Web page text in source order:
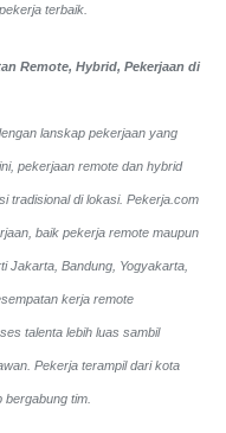
terbaik.
Remote, Hybrid, Pekerjaan di
lanskap pekerjaan yang
pekerjaan remote dan hybrid
tradisional di lokasi. Pekerja.com
baik pekerja remote maupun
Jakarta, Bandung, Yogyakarta,
kerja remote
talenta lebih luas sambil
Pekerja terampil dari kota
tim.